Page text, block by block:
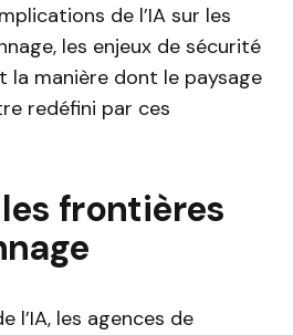
de l’IA sur les
les enjeux de sécurité
la manière dont le paysage
redéfini par ces
frontières
l’IA, les agences de